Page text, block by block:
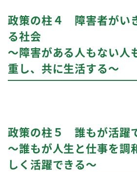
政策の柱４ 障害者がい
る社会
～障害がある人もない人
重し、共に生活する～
政策の柱５ 誰もが活躍
～誰もが人生と仕事を調
しく活躍できる～